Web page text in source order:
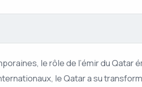
le rôle de l’émir du Qatar
le Qatar a su